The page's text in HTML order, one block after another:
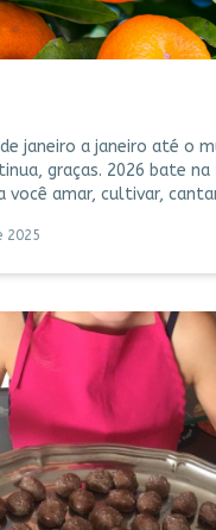
janeiro a janeiro até o
graças. 2026 bate
você amar, cultivar,
Escolha um verbo, faça
Em alto e bom
janeiro a janeiro?
2025